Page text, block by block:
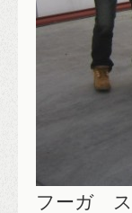
フーガ ス